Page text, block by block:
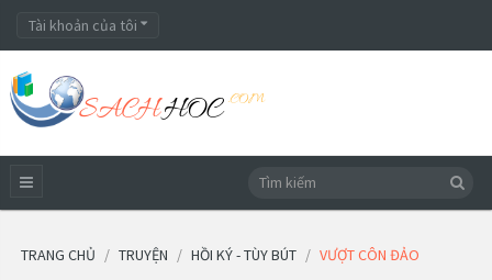
Tài khoản của tôi
TRANG CHỦ TRUYỆN HỒI KÝ - TÙY BÚT VƯỢT CÔN ĐẢO